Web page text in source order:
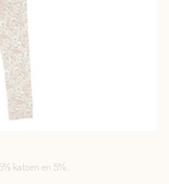
katoen en 5%…